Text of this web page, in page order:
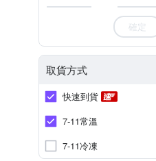
確定
取貨方式
快速到貨
7-11常溫
7-11冷凍